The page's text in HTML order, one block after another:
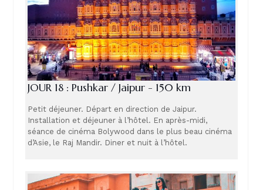
JOUR 18 : Pushkar / Jaipur - 150 km
Petit déjeuner. Départ en direction de Jaipur.
Installation et déjeuner à l’hôtel. En après-midi,
séance de cinéma Bolywood dans le plus beau cinéma
d’Asie, le Raj Mandir. Diner et nuit à l’hôtel.